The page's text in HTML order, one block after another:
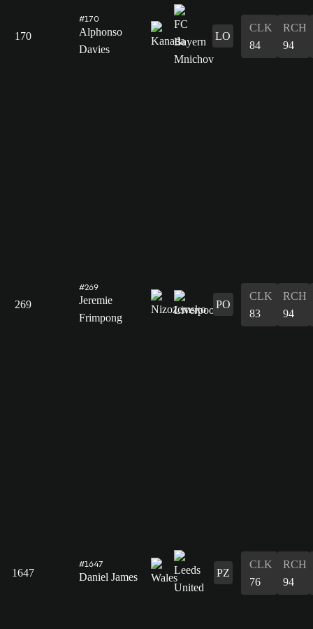
170
#170
Alphonso
Davies
LO
CLK
84
RCH
94
269
#269
Jeremie
Frimpong
PO
CLK
83
RCH
94
1647
#1647
Daniel James PZ
CLK
76
RCH
94